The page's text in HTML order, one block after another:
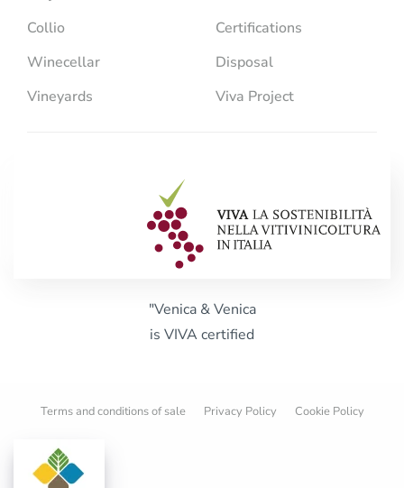
Collio
Winecellar
Vineyards
Certifications
Disposal
Viva Project
"Venica & Venica
is VIVA certified
Terms and conditions of sale Privacy Policy Cookie Policy